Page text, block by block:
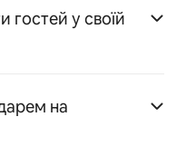
у своїй
на